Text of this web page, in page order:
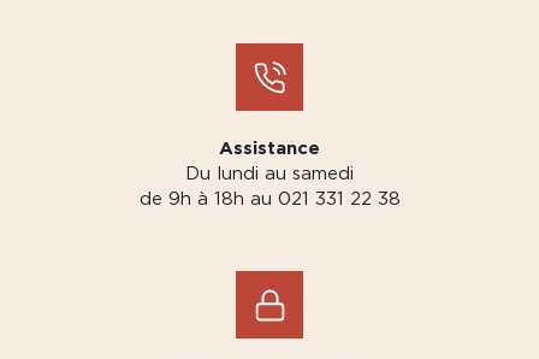
Assistance
Du lundi au samedi
de 9h à 18h au 021 331 22 38